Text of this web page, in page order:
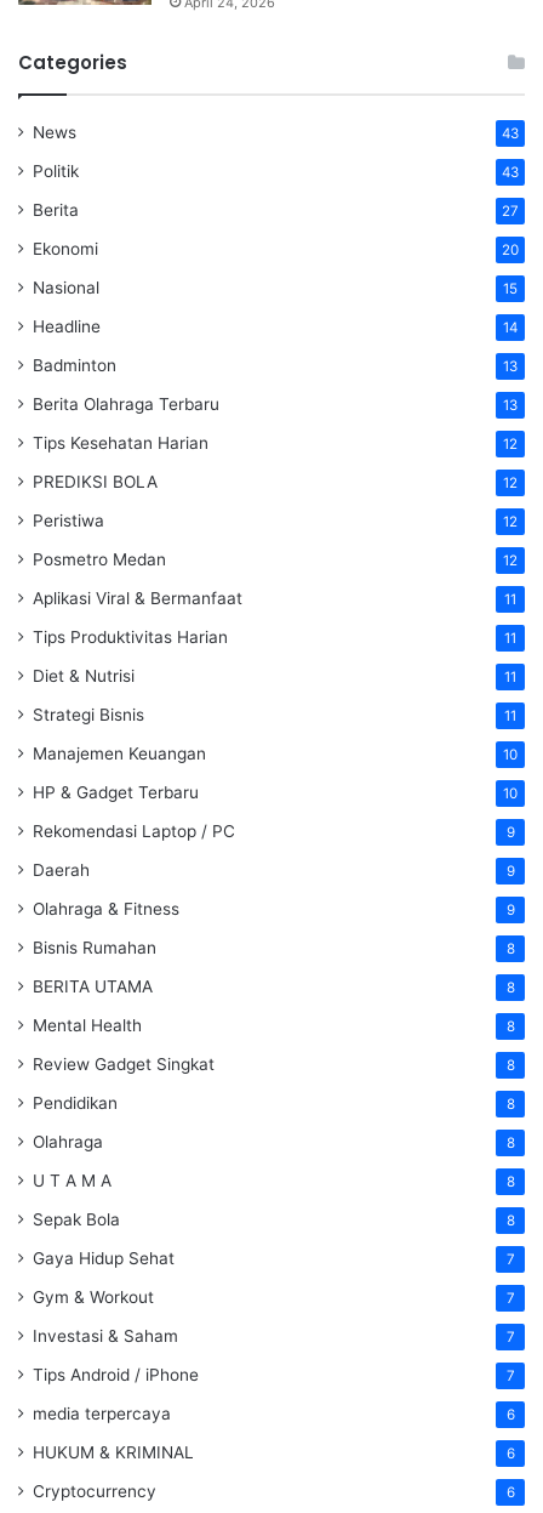
Categories
News 43
Politik 43
Berita 27
Ekonomi 20
Nasional 15
Headline 14
Badminton 13
Berita Olahraga Terbaru 13
Tips Kesehatan Harian 12
PREDIKSI BOLA 12
Peristiwa 12
Posmetro Medan 12
Aplikasi Viral & Bermanfaat 11
Tips Produktivitas Harian 11
Diet & Nutrisi 11
Strategi Bisnis 11
Manajemen Keuangan 10
HP & Gadget Terbaru 10
Rekomendasi Laptop / PC 9
Daerah 9
Olahraga & Fitness 9
Bisnis Rumahan 8
BERITA UTAMA 8
Mental Health 8
Review Gadget Singkat 8
Pendidikan 8
Olahraga 8
U T A M A 8
Sepak Bola 8
Gaya Hidup Sehat 7
Gym & Workout 7
Investasi & Saham 7
Tips Android / iPhone 7
media terpercaya 6
HUKUM & KRIMINAL 6
Cryptocurrency 6